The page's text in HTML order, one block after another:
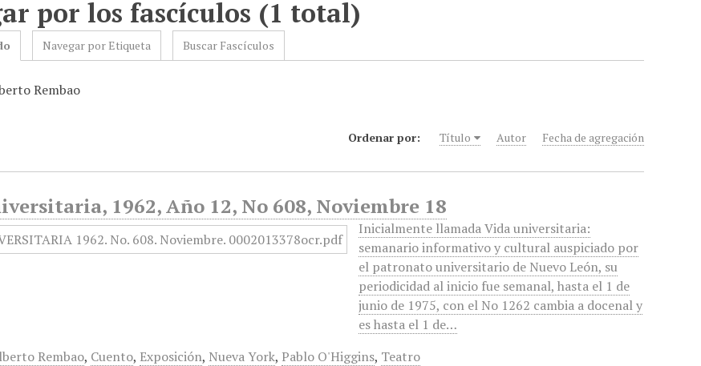
por los fascículos (1 total)
Navegar por Etiqueta Buscar Fascículos
Rembao
Ordenar por: Título Autor Fecha de agregación
1962, Año 12, No 608, Noviembre 18
Inicialmente llamada Vida universitaria:
semanario informativo y cultural auspiciado por
el patronato universitario de Nuevo León, su
periodicidad al inicio fue semanal, hasta el 1 de
junio de 1975, con el No 1262 cambia a docenal y
es hasta el 1 de…
Rembao, Cuento, Exposición, Nueva York, Pablo O'Higgins, Teatro